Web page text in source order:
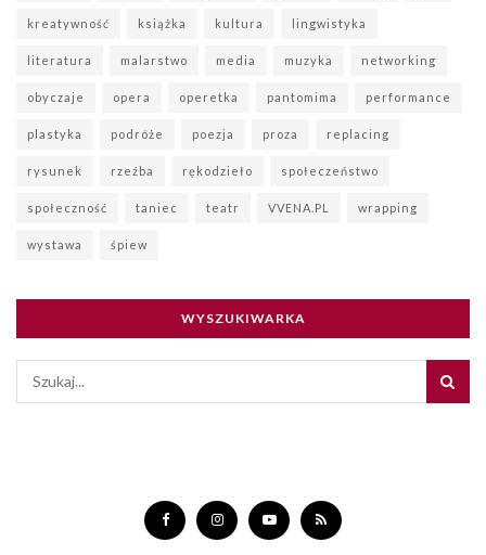
kreatywność książka kultura lingwistyka
literatura malarstwo media muzyka networking
obyczaje opera operetka pantomima performance
plastyka podróże poezja proza replacing
rysunek rzeźba rękodzieło społeczeństwo
społeczność taniec teatr VVENA.PL wrapping
wystawa śpiew
WYSZUKIWARKA